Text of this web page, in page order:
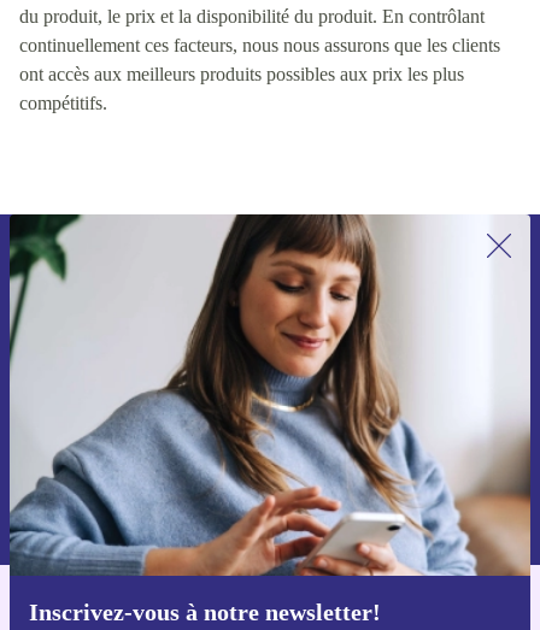
du produit, le prix et la disponibilité du produit. En contrôlant
continuellement ces facteurs, nous nous assurons que les clients
ont accès aux meilleurs produits possibles aux prix les plus
compétitifs.
Inscrivez-vous à notre newsletter!
Recevoir offres et infos de refurbed
par mail
Ne manquez plus aucune offre.
S'inscrire
Retrouvez les informations sur l'utilisation des données personnelles
dans notre
politique de confidentialité.
Téléchargez l'application refurbed